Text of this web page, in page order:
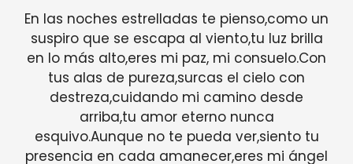
En las noches estrelladas te pienso,como un
suspiro que se escapa al viento,tu luz brilla
en lo más alto,eres mi paz, mi consuelo.Con
tus alas de pureza,surcas el cielo con
destreza,cuidando mi camino desde
arriba,tu amor eterno nunca
esquivo.Aunque no te pueda ver,siento tu
presencia en cada amanecer,eres mi ángel